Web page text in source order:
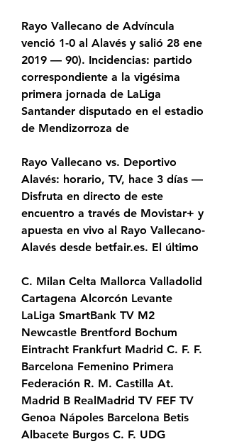
Rayo Vallecano de Advíncula
venció 1-0 al Alavés y salió 28 ene
2019 — 90). Incidencias: partido
correspondiente a la vigésima
primera jornada de LaLiga
Santander disputado en el estadio
de Mendizorroza de
Rayo Vallecano vs. Deportivo
Alavés: horario, TV, hace 3 días —
Disfruta en directo de este
encuentro a través de Movistar+ y
apuesta en vivo al Rayo Vallecano-
Alavés desde betfair.es. El último
C. Milan Celta Mallorca Valladolid
Cartagena Alcorcón Levante
LaLiga SmartBank TV M2
Newcastle Brentford Bochum
Eintracht Frankfurt Madrid C. F. F.
Barcelona Femenino Primera
Federación R. M. Castilla At.
Madrid B RealMadrid TV FEF TV
Genoa Nápoles Barcelona Betis
Albacete Burgos C. F. UDG